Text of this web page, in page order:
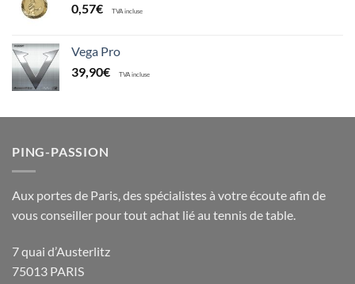
0,57€ TVA incluse
Vega Pro
39,90€ TVA incluse
PING-PASSION
Aux portes de Paris, des spécialistes à votre écoute afin de
vous conseiller pour tout achat lié au tennis de table.
7 quai d’Austerlitz
75013 PARIS